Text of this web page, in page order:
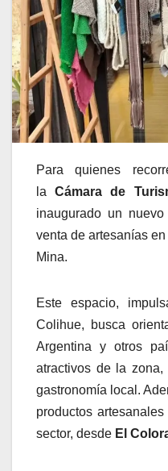
Para quienes
laCámara de
inaugurado un
venta de artesanías en
Mina.
Este espacio,
Colihue, busca
Argentina y otros
atractivos de la
gastronomía local.
productos
sector, desde El